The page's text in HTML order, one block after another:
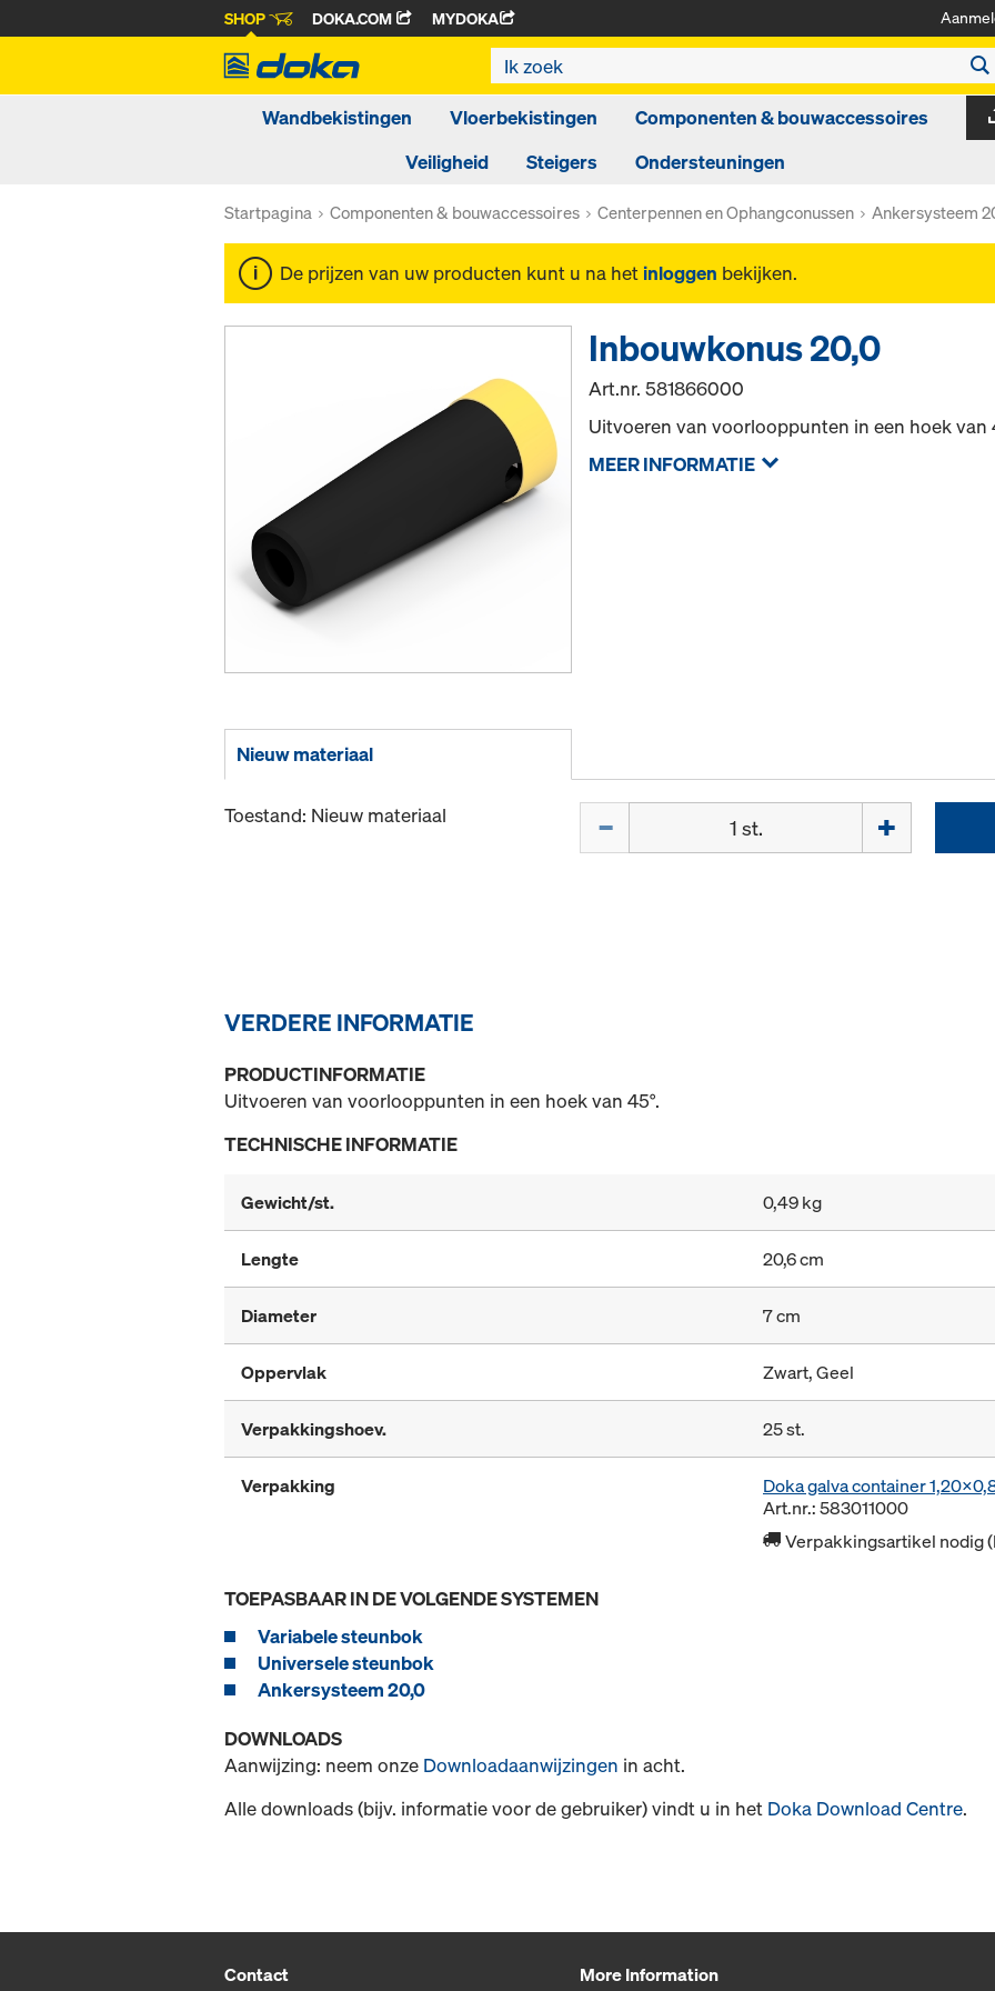
SHOP DOKA.COM MYDOKA
Wandbekistingen Vloerbekistingen
Componenten & bouwaccessoires
Veiligheid
Steigers Ondersteuningen
Startpagina Componenten & bouwaccessoires Centerpennen en Ophangconussen Ankersysteem
De prijzen van uw producten kunt u na het inloggen bekijken.
Inbouwkonus 20,0
Art.nr.581866000
Uitvoeren van voorlooppunten in een hoek van
MEER INFORMATIE
Nieuw materiaal
Toestand: Nieuw materiaal
VERDERE INFORMATIE
PRODUCTINFORMATIE
Uitvoeren van voorlooppunten in een hoek van 45°.
TECHNISCHE INFORMATIE
Gewicht/st. 0,49 kg
Lengte 20,6 cm
Diameter 7 cm
Oppervlak Zwart, Geel
Verpakkingshoev. 25 st.
Verpakking
Doka galva container
Art.nr.: 583011000
Verpakkingsartikel nodig
TOEPASBAAR IN DE VOLGENDE SYSTEMEN
Variabele steunbok
Universele steunbok
Ankersysteem 20,0
DOWNLOADS
Aanwijzing: neem onze Downloadaanwijzingen in acht.
Alle downloads (bijv. informatie voor de gebruiker) vindt u in het Doka Download Centre.
Contact More Information